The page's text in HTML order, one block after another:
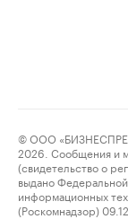
© ООО
2026. Сообщения и
(свидетельство о
выдано
информационных
(Роскомнадзор)